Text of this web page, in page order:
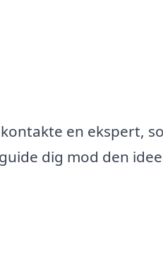
en ekspert,
dig mod den